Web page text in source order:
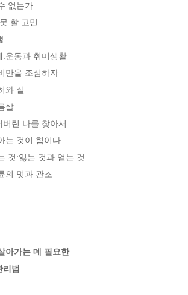
없는가
:운동과 취미생활
만을 조심하자
와 실
살
린 나를 찾아서
는 것이 힘이다
것:잃는 것과 얻는 것
의 멋과 관조
아가는 데 필요한
법